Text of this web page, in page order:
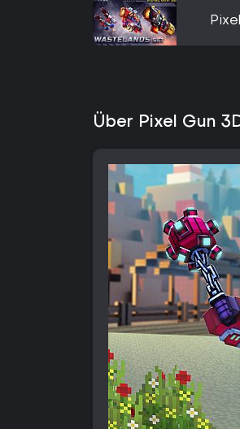
Über Pixel Gun